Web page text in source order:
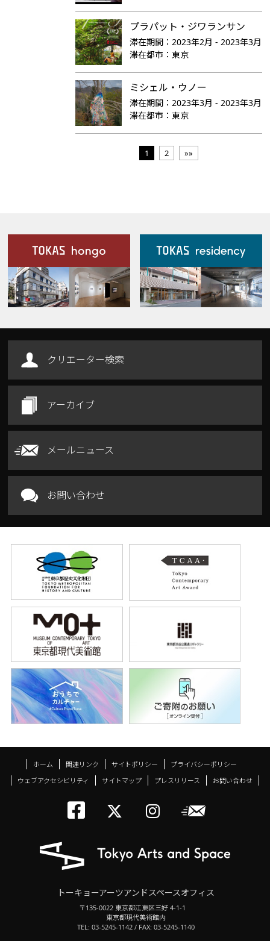
プラパット・ジワランサン
滞在期間： 2023年2月 - 2023年3月
滞在都市：東京
ミシェル・ウノー
滞在期間：2023年3月 - 2023年3月
滞在都市：東京
1 2 »»
施設案内
Our Facilities
クリエーター検索
アーカイブ
メールニュース
お問い合わせ
ホーム 関連リンク サイトポリシー
プライバシーポリシー
ウェブアクセシビリティ
サイトマップ プレスリリース お問い合わせ
トーキョーアーツ
メールニ
トーキョーアーツアンドスペースオフィス
〒135-0022 東京都江東区三好 4-1-1
東京都現代美術館内
TEL: 03-5245-1142 / FAX: 03-5245-1140